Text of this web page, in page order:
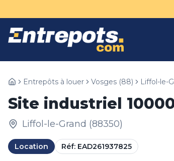
Entrepôts à louer Vosges (88) Liffol-le-
Site industriel
Liffol-le-Grand (88350)
Location Réf: EAD261937825